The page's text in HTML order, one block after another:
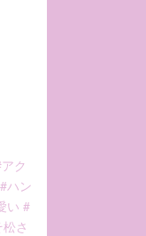
ク
#ハン
い #
さ